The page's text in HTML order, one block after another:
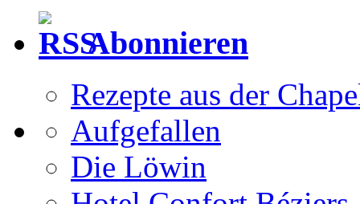
Abonnieren
Rezepte aus der
Aufgefallen
Die Löwin